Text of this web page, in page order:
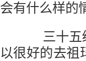
会有什么样的
三十五级
以很好的去祖